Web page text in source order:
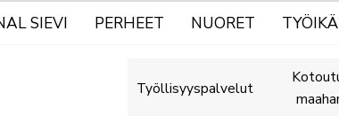
SIEVI PERHEET NUORET
Työllisyyspalvelut